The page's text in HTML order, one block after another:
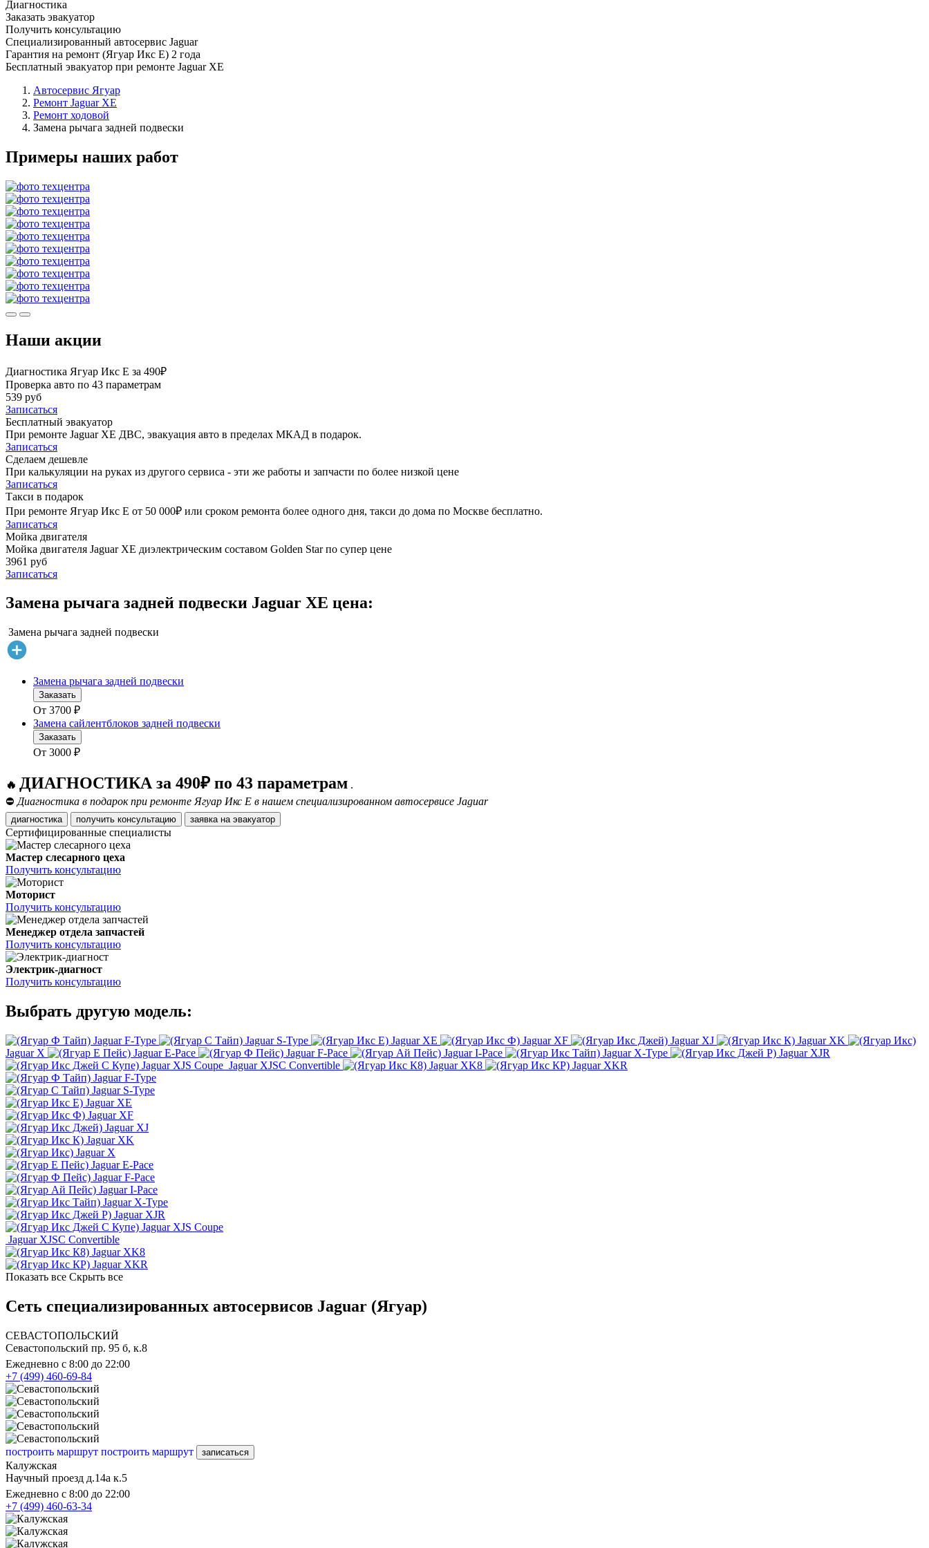
Диагностика
Заказать эвакуатор
Получить консультацию
Специализированный автосервис Jaguar
Гарантия на ремонт (Ягуар Икс Е) 2 года
Бесплатный эвакуатор при ремонте Jaguar XE
Автосервис Ягуар
Ремонт Jaguar XE
Ремонт ходовой
Замена рычага задней подвески
Примеры наших работ
Наши акции
Диагностика Ягуар Икс Е за 490₽
Проверка авто по 43 параметрам
539 руб
Записаться
Бесплатный эвакуатор
При ремонте Jaguar XE ДВС, эвакуация авто в пределах МКАД в подарок.
Записаться
Сделаем дешевле
При калькуляции на руках из другого сервиса - эти же работы и запчасти по более низкой цене
Записаться
Такси в подарок
При ремонте Ягуар Икс Е от 50 000₽ или сроком ремонта более одного дня, такси до дома по Москве бесплатно.
Записаться
Мойка двигателя
Мойка двигателя Jaguar XE диэлектрическим составом Golden Star по супер цене
3961 руб
Записаться
Замена рычага задней подвески Jaguar XE цена:
Замена рычага задней подвески
Замена рычага задней подвески
Заказать
От 3700 ₽
Замена сайлентблоков задней подвески
Заказать
От 3000 ₽
🔥 ДИАГНОСТИКА за 490₽ по 43 параметрам .
⛔ Диагностика в подарок при ремонте Ягуар Икс Е в нашем специализированном автосервисе Jaguar
диагностика получить консультацию заявка на эвакуатор
Сертифицированные специалисты
Мастер слесарного цеха
Получить консультацию
Моторист
Получить консультацию
Менеджер отдела запчастей
Получить консультацию
Электрик-диагност
Получить консультацию
Выбрать другую модель:
Jaguar F-Type Jaguar S-Type Jaguar XE Jaguar XF Jaguar XJ
Jaguar XK
Jaguar X
Jaguar E-Pace Jaguar F-Pace Jaguar I-Pace Jaguar X-Type
Jaguar XJR
Jaguar XJS Coupe Jaguar XJSC Convertible Jaguar XK8
Jaguar XKR
Jaguar F-Type
Jaguar S-Type
Jaguar XE
Jaguar XF
Jaguar XJ
Jaguar XK
Jaguar X
Jaguar E-Pace
Jaguar F-Pace
Jaguar I-Pace
Jaguar X-Type
Jaguar XJR
Jaguar XJS Coupe
Jaguar XJSC Convertible
Jaguar XK8
Jaguar XKR
Показать все Скрыть все
Сеть специализированных автосервисов Jaguar (Ягуар)
СЕВАСТОПОЛЬСКИЙ
Севастопольский пр. 95 б, к.8
Ежедневно с 8:00 до 22:00
+7 (499) 460-69-84
построить маршрут построить маршрут записаться
Калужская
Научный проезд д.14а к.5
Ежедневно с 8:00 до 22:00
+7 (499) 460-63-34